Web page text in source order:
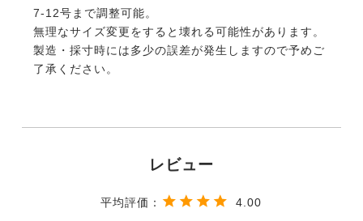
7-12号まで調整可能。
無理なサイズ変更をすると壊れる可能性があります。
製造・採寸時には多少の誤差が発生しますので予めご
了承ください。
4.00